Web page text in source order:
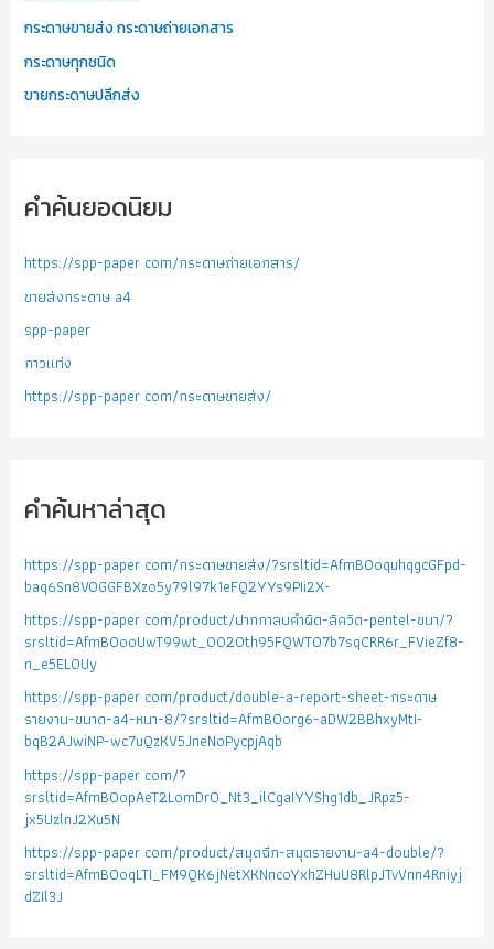
กระดาษขายส่ง กระดาษถ่ายเอกสาร
กระดาษทุกชนิด
ขายกระดาษปลีกส่ง
คำค้นยอดนิยม
https://spp-paper com/กระดาษถ่ายเอกสาร/
ขายส่งกระดาษ a4
spp-paper
กาวแท่ง
https://spp-paper com/กระดาษขายส่ง/
คำค้นหาล่าสุด
https://spp-paper com/กระดาษขายส่ง/?srsltid=AfmBOoquhqgcGFpd-
baq6Sn8VOGGFBXzo5y79l97k1eFQ2YYs9PIi2X-
https://spp-paper com/product/ปากกาลบคำผิด-ลิควิด-pentel-ขนา/?
srsltid=AfmBOooUwT99wt_0020th95FQWTO7b7sqCRR6r_FVieZf8-
n_e5EL0Uy
https://spp-paper com/product/double-a-report-sheet-กระดาษ
รายงาน-ขนาด-a4-หนา-8/?srsltid=AfmBOorg6-aDW2BBhxyMtI-
bqB2AJwiNP-wc7uQzKV5JneNoPycpjAqb
https://spp-paper com/?
srsltid=AfmBOopAeT2LomDr0_Nt3_ilCgaIYYShg1db_JRpz5-
jx5UzlnJ2Xu5N
https://spp-paper com/product/สมุดฉีก-สมุดรายงาน-a4-double/?
srsltid=AfmBOoqLTI_FM9QK6jNetXKNncoYxhZHuU8RlpJTvVnn4Rniyj
dZIl3J